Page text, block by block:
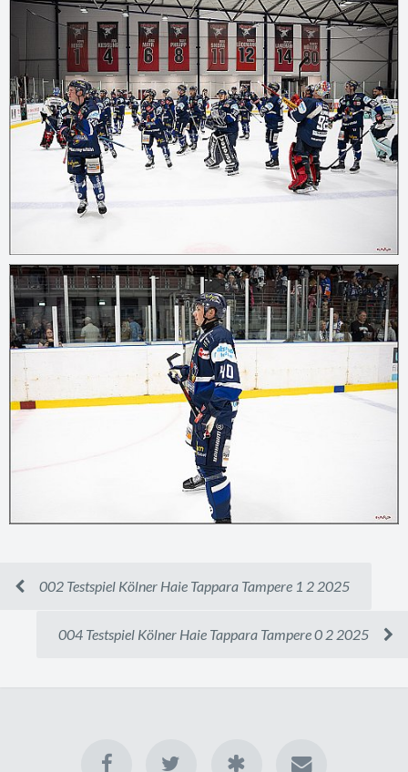
002 Testspiel Kölner Haie Tappara Tampere 1 2 2025
004 Testspiel Kölner Haie Tappara Tampere 0 2 2025